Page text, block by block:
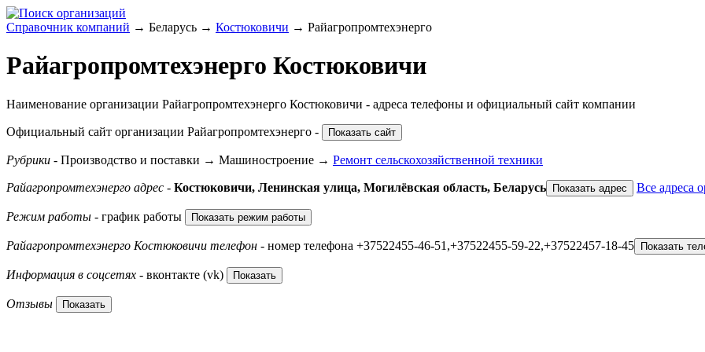
Справочник компаний → Беларусь → Костюковичи → Райагропромтехэнерго
Райагропромтехэнерго Костюковичи
Наименование организации Райагропромтехэнерго Костюковичи - адреса телефоны и официальный сайт компании
Официальный сайт организации Райагропромтехэнерго - Показать сайт
Рубрики - Производство и поставки → Машиностроение → Ремонт сельскохозяйственной техники
Райагропромтехэнерго адрес - Костюковичи, Ленинская улица, Могилёвская область, Беларусь Показать адрес Все адреса
Режим работы - график работы Показать режим работы
Райагропромтехэнерго Костюковичи телефон - номер телефона +37522455-46-51,+37522455-59-22,+37522457-18-45 Показать
Информация в соцсетях - вконтакте (vk) Показать
Отзывы Показать